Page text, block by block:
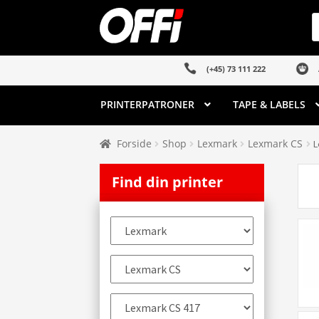
Spring
til
Spring
til
(+45) 73 111 222
PRINTERPATRONER TAPE & LABELS
Forside Shop Lexmark Lexmark CS
Find din printer